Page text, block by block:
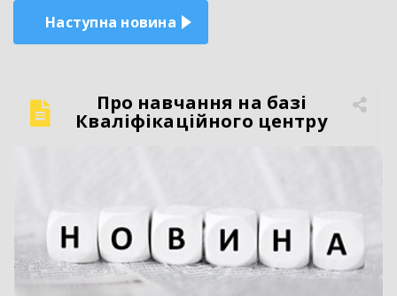
Наступна новина
Про навчання на базі
Кваліфікаційного центру